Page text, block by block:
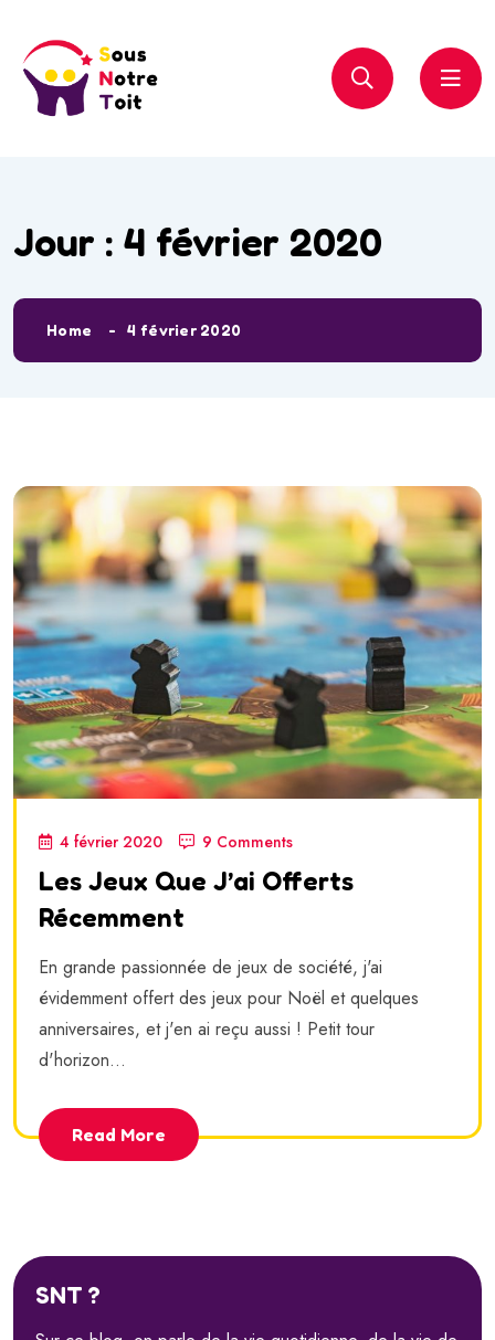
Jour : 4 février 2020
Home 4 février 2020
4 février 2020 9 Comments
Les Jeux Que J’ai Offerts
Récemment
En grande passionnée de jeux de société, j'ai
évidemment offert des jeux pour Noël et quelques
anniversaires, et j'en ai reçu aussi ! Petit tour
d'horizon...
Read More
SNT ?